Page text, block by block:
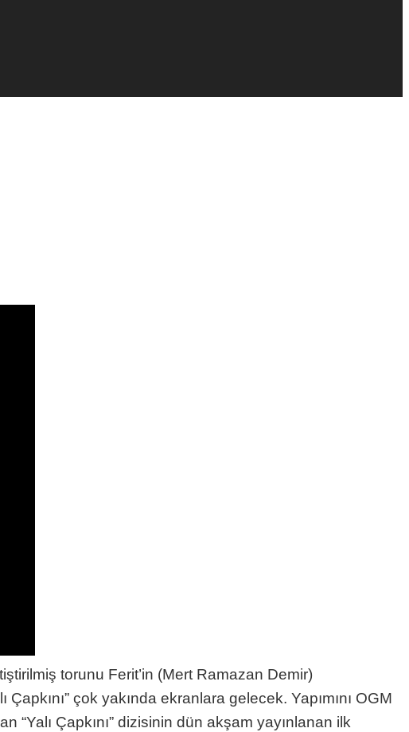
torunu Ferit’in (Mert Ramazan Demir)
çok yakında ekranlara gelecek. Yapımını OGM
“Yalı Çapkını” dizisinin dün akşam yayınlanan ilk